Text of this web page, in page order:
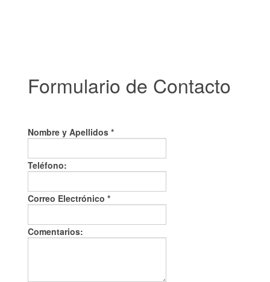
Formulario de Contacto
Nombre y Apellidos *
Teléfono:
Correo Electrónico *
Comentarios: